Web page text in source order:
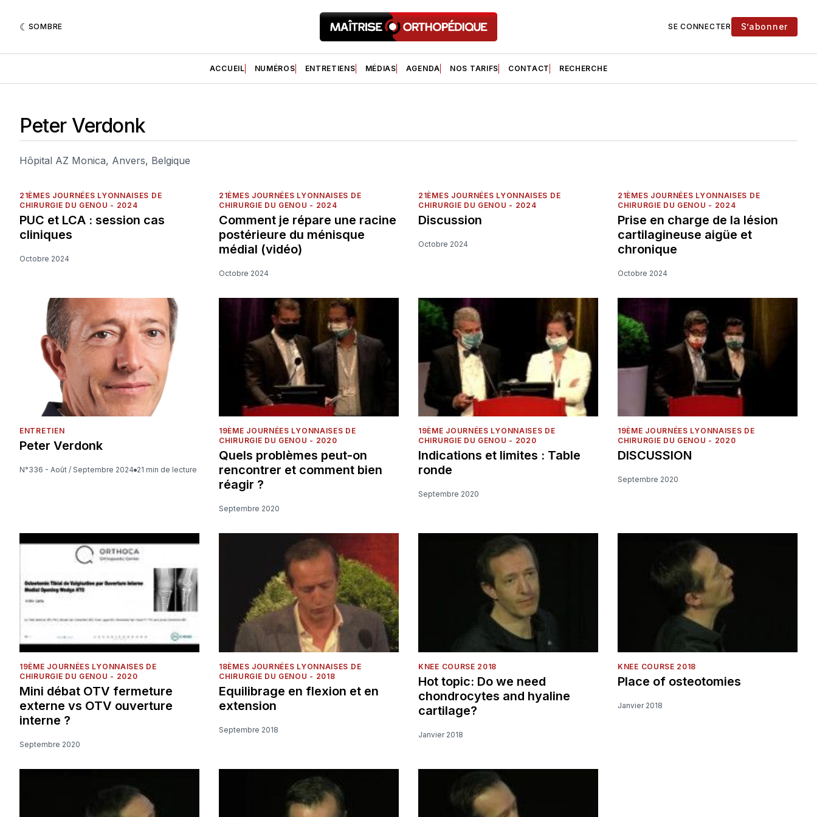
SOMBRE SE CONNECTER S’abonner
ACCUEIL NUMÉROS ENTRETIENS MÉDIAS AGENDA NOS TARIFS CONTACT RECHERCHE
Peter Verdonk
Hôpital AZ Monica, Anvers, Belgique
21ÈMES JOURNÉES LYONNAISES DE
CHIRURGIE DU GENOU - 2024
PUC et LCA : session cas
cliniques
Octobre 2024
21ÈMES JOURNÉES LYONNAISES DE
CHIRURGIE DU GENOU - 2024
Comment je répare une racine
postérieure du ménisque
médial (vidéo)
Octobre 2024
21ÈMES JOURNÉES LYONNAISES DE
CHIRURGIE DU GENOU - 2024
Discussion
Octobre 2024
21ÈMES JOURNÉES LYONNAISES DE
CHIRURGIE DU GENOU - 2024
Prise en charge de la lésion
cartilagineuse aigüe et
chronique
Octobre 2024
ENTRETIEN
Peter Verdonk
N°336 - Août / Septembre 2024 21 min de lecture
19ÈME JOURNÉES LYONNAISES DE
CHIRURGIE DU GENOU - 2020
Quels problèmes peut-on
rencontrer et comment bien
réagir ?
Septembre 2020
19ÈME JOURNÉES LYONNAISES DE
CHIRURGIE DU GENOU - 2020
Indications et limites : Table
ronde
Septembre 2020
19ÈME JOURNÉES LYONNAISES DE
CHIRURGIE DU GENOU - 2020
DISCUSSION
Septembre 2020
19ÈME JOURNÉES LYONNAISES DE
CHIRURGIE DU GENOU - 2020
Mini débat OTV fermeture
externe vs OTV ouverture
interne ?
Septembre 2020
18ÈMES JOURNÉES LYONNAISES DE
CHIRURGIE DU GENOU - 2018
Equilibrage en flexion et en
extension
Septembre 2018
KNEE COURSE 2018
Hot topic: Do we need
chondrocytes and hyaline
cartilage?
Janvier 2018
KNEE COURSE 2018
Place of osteotomies
Janvier 2018